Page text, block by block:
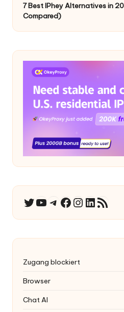
7 Best IPhey Alternatives in
Compared)
Twitter
YouTube
Telegramm
Facebook
Instagram
RSS-Feed
Zugang blockiert
Browser
Chat AI